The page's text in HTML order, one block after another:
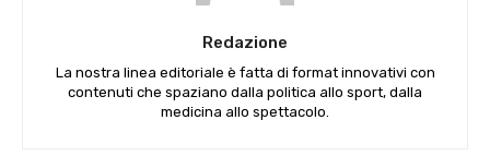
Redazione
La nostra linea editoriale è fatta di format innovativi con
contenuti che spaziano dalla politica allo sport, dalla
medicina allo spettacolo.